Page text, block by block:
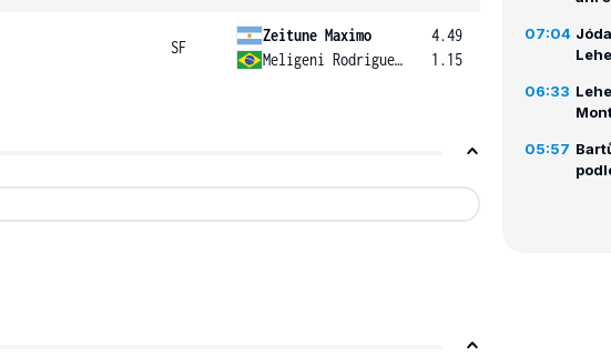
SF
Zeitune Maximo
Meligeni Rodrigues Alves Felipe
4.49
1.15
07:04
06:33
05:57